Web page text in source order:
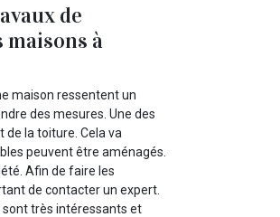
de
maisons à
maison ressentent un
des mesures. Une des
de la toiture. Cela va
peuvent être aménagés.
Afin de faire les
de contacter un expert.
sont très intéressants et